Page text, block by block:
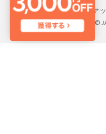
靴とファ
Copyright ©